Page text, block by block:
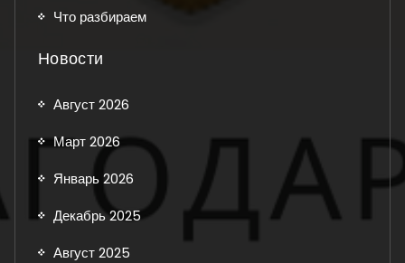
Что разбираем
Новости
Август 2026
Март 2026
Январь 2026
Декабрь 2025
Август 2025